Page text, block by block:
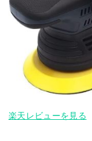
楽天レビューを見る